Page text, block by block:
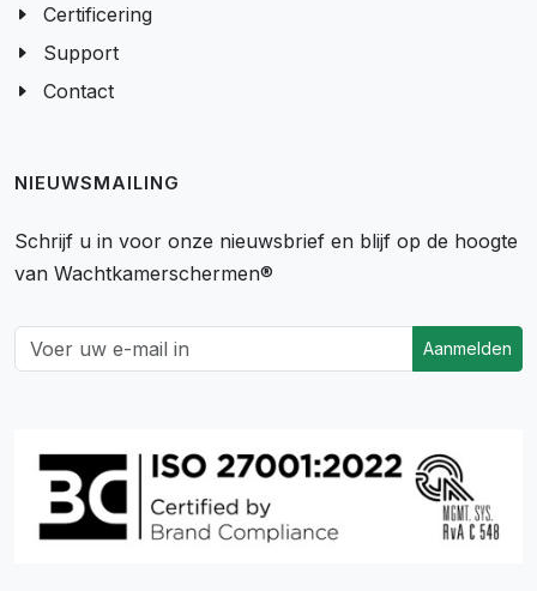
Certificering
Support
Contact
NIEUWSMAILING
Schrijf u in voor onze nieuwsbrief en blijf op de hoogte
van Wachtkamerschermen®
Aanmelden